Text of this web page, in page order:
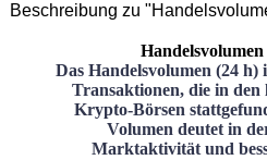
Beschreibung zu
Handelsvolumen
Das Handelsvolumen (24
Transaktionen, die in den
Krypto-Börsen
Volumen deutet in
Marktaktivität und